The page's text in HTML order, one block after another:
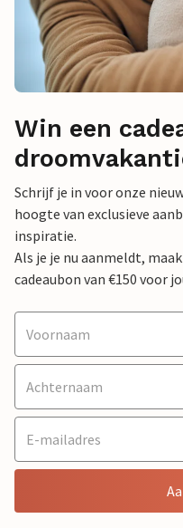
Win een
Schrijf je in voor onze
hoogte van exclusieve
inspiratie.
Als je je nu aanmeldt,
cadeaubon van €150 voor